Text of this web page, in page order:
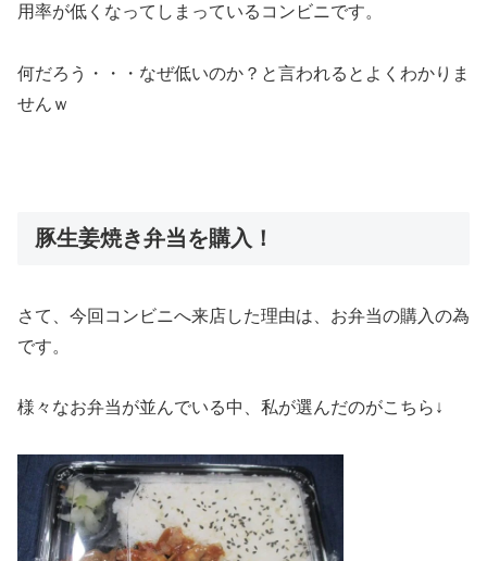
用率が低くなってしまっているコンビニです。
何だろう・・・なぜ低いのか？と言われるとよくわかりま
せんｗ
豚生姜焼き弁当を購入！
さて、今回コンビニへ来店した理由は、お弁当の購入の為
です。
様々なお弁当が並んでいる中、私が選んだのがこちら↓